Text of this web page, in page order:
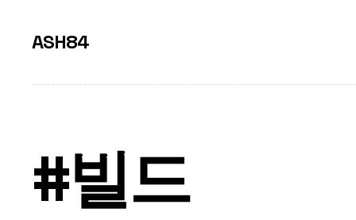
ASH84
#빌드